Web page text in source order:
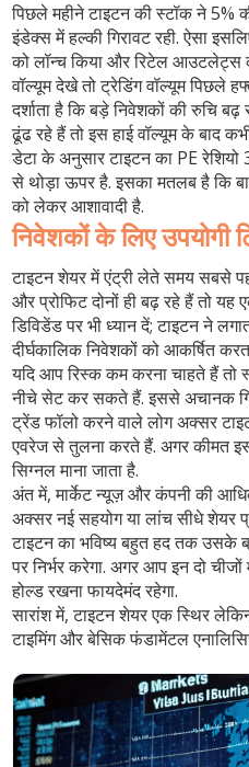
पिछले महीने टाइटन की स्टॉक ने 5%
इंडेक्स में हल्की गिरावट रही. ऐसा
को लॉन्च किया और रिटेल आउटलेट्स
वॉल्यूम देखे तो ट्रेडिंग वॉल्यूम पिछले
दर्शाता है कि बड़े निवेशकों की रुचि
ढूंढ रहे हैं तो इस हाई वॉल्यूम के बाद
डेटा के अनुसार टाइटन का PE
से थोड़ा ऊपर है. इसका मतलब है कि
को लेकर आशावादी है.
निवेशकों के लिए उपयोगी
टाइटन शेयर में एंट्री लेते समय सबसे
और प्रोफिट दोनों ही बढ़ रहे हैं तो
डिविडेंड पर भी ध्यान दें; टाइटन ने
दीर्घकालिक निवेशकों को आकर्षित
यदि आप रिस्क कम करना चाहते हैं तो
नीचे सेट कर सकते हैं. इससे अचानक
ट्रेंड फॉलो करने वाले लोग अक्सर
एवरेज से तुलना करते हैं. अगर कीमत
सिग्नल माना जाता है.
अंत में, मार्केट न्यूज़ और कंपनी की
अक्सर नई सहयोग या लांच सीधे शेयर
टाइटन का भविष्य बहुत हद तक उसके
पर निर्भर करेगा. अगर आप इन दो
होल्ड रखना फायदेमंद रहेगा.
सारांश में, टाइटन शेयर एक स्थिर
टाइमिंग और बेसिक फंडामेंटल